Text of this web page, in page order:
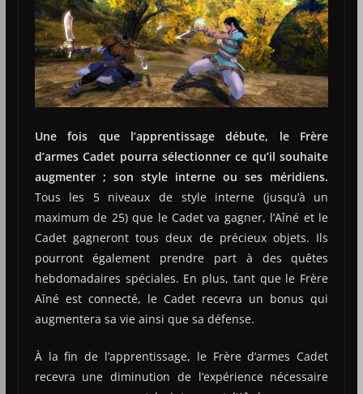
Une fois que l’apprentissage débute, le Frère
d’armes Cadet pourra sélectionner ce qu’il souhaite
augmenter ; son style interne ou ses méridiens.
Tous les 5 niveaux de style interne (jusqu’à un
maximum de 25) que le Cadet va gagner, l’Aîné et le
Cadet gagneront tous deux de précieux objets. Ils
pourront également prendre part à des quêtes
hebdomadaires spéciales. En plus, tant que le Frère
Aîné est connecté, le Cadet recevra un bonus qui
augmentera sa vie ainsi que sa défense.
À la fin de l’apprentissage, le Frère d’armes Cadet
recevra une diminution de l’expérience nécessaire